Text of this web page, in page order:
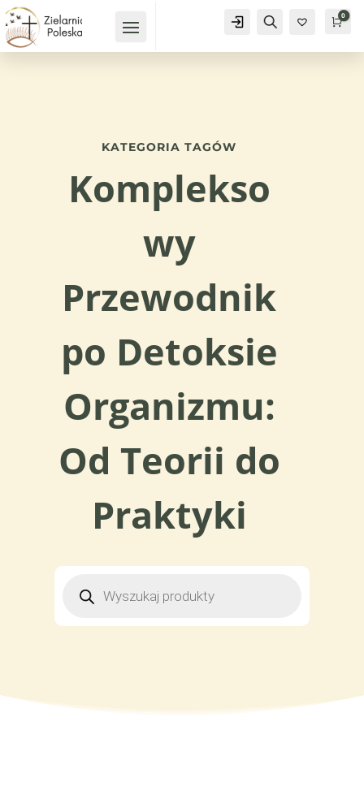
Konto Szukaj
0
KATEGORIA TAGÓW
Komplekso
wy
Przewodnik
po Detoksie
Organizmu:
Od Teorii do
Praktyki
PRODUKTÓW